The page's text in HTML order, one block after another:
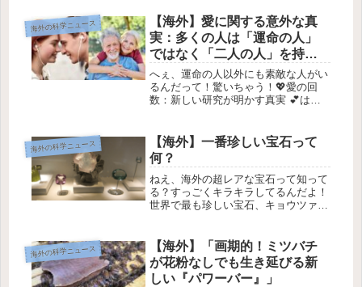
海外の科学ニュース
【海外】愛に関する意外な真
実：多くの人は「運命の人」
ではなく「二人の人」を持っ
ている！
へぇ、運命の人以外にも素敵な人がい
るんだって！驚いちゃう！💖愛の回
数：新しい研究が明かす真実 💕はじ
ト、ローズとジャック…。歴史や物語
には、一生に一度の「運命の恋」を見
つける...
海外の科学ニュース
【海外】一番珍しい宝石って
何？
ねえ、海外の超レアな宝石って知って
る？すっごくキラキラしてるんだよ！
世界で最も珍しい宝石、キョウツァイ
だって！この宝石は、透明感のある赤
みがかったオレンジの鉱物で、ほんと
に...
海外の科学ニュース
【海外】「画期的！ミツバチ
が花粉なしでも生き延びる新
しい『パワーバー』」